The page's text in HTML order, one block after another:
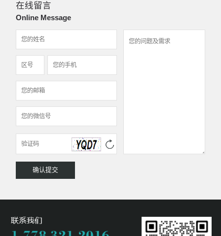
在线留言
Online Message